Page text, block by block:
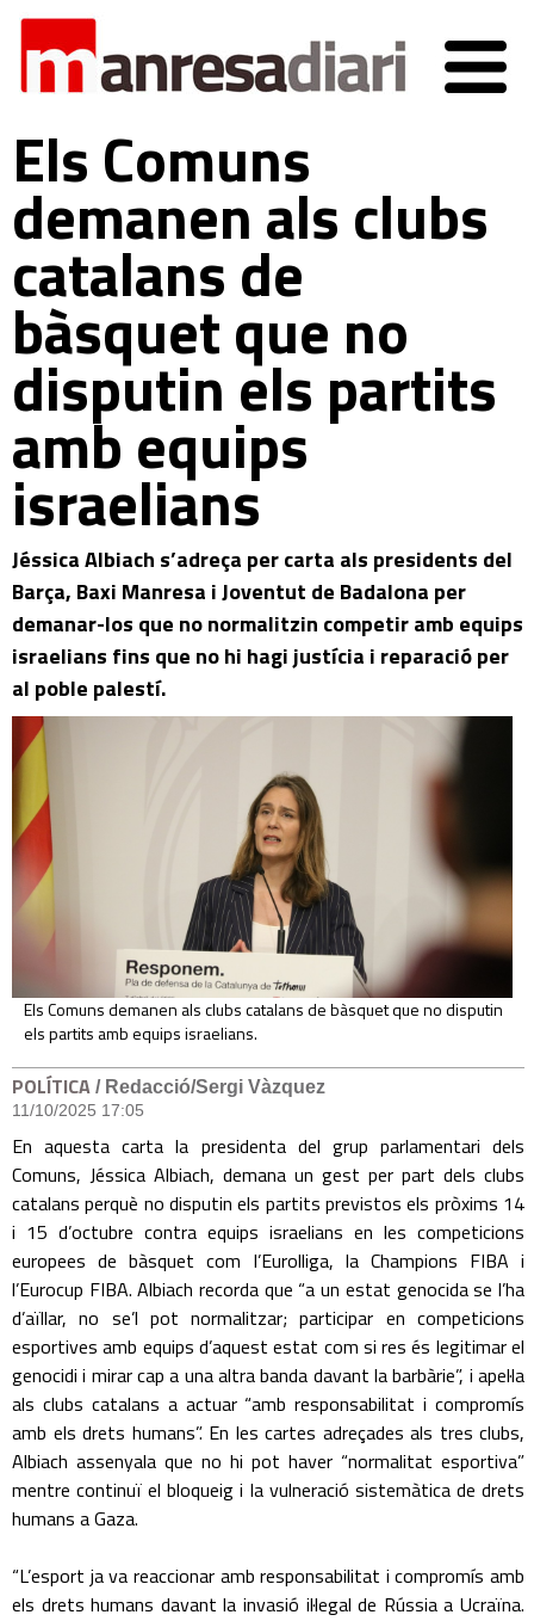
Els Comuns
demanen als clubs
catalans de
bàsquet que no
disputin els partits
amb equips
israelians
Jéssica Albiach s’adreça per carta als presidents del
Barça, Baxi Manresa i Joventut de Badalona per
demanar-los que no normalitzin competir amb equips
israelians fins que no hi hagi justícia i reparació per
al poble palestí.
Els Comuns demanen als clubs catalans de bàsquet que no disputin
els partits amb equips israelians.
POLÍTICA / Redacció/Sergi Vàzquez
11/10/2025 17:05
En aquesta carta la presidenta del grup parlamentari dels
Comuns, Jéssica Albiach, demana un gest per part dels clubs
catalans perquè no disputin els partits previstos els pròxims 14
i 15 d’octubre contra equips israelians en les competicions
europees de bàsquet com l’Eurolliga, la Champions FIBA i
l’Eurocup FIBA. Albiach recorda que “a un estat genocida se l’ha
d’aïllar, no se’l pot normalitzar; participar en competicions
esportives amb equips d’aquest estat com si res és legitimar el
genocidi i mirar cap a una altra banda davant la barbàrie”, i apel·la
als clubs catalans a actuar “amb responsabilitat i compromís
amb els drets humans”. En les cartes adreçades als tres clubs,
Albiach assenyala que no hi pot haver “normalitat esportiva”
mentre continuï el bloqueig i la vulneració sistemàtica de drets
humans a Gaza.
“L’esport ja va reaccionar amb responsabilitat i compromís amb
els drets humans davant la invasió il·legal de Rússia a Ucraïna.